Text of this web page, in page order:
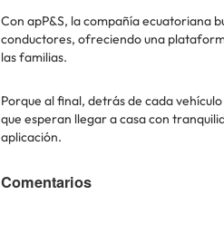
Con apP&S, la compañía ecuatoriana
conductores, ofreciendo una
las familias.
Porque al final, detrás de cada
que esperan llegar a casa con
aplicación.
Comentarios